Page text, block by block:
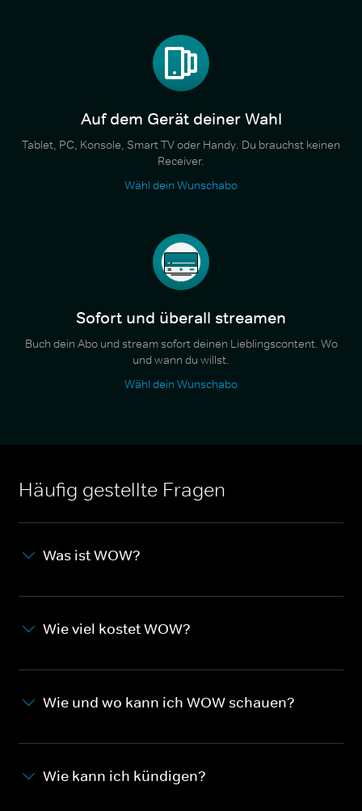
Auf dem Gerät deiner Wahl
Tablet, PC, Konsole, Smart TV oder Handy. Du brauchst keinen
Receiver.
Wähl dein Wunschabo
Sofort und überall streamen
Buch dein Abo und stream sofort deinen Lieblingscontent. Wo
und wann du willst.
Wähl dein Wunschabo
Häufig gestellte Fragen
Was ist WOW?
Wie viel kostet WOW?
Wie und wo kann ich WOW schauen?
Wie kann ich kündigen?